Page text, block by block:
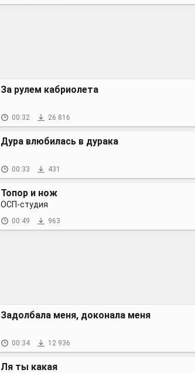
За рулем кабриолета
00:32 26 816
Дура влюбилась в дурака
00:33 431
Топор и нож
ОСП-студия
00:49 963
Задолбала меня, доконала меня
00:34 12 936
Ля ты какая